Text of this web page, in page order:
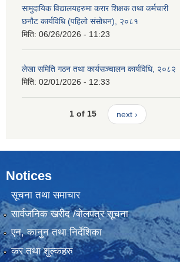
सामुदायिक विद्यालयहरुमा करार शिक्षक तथा कर्मचारी
छनौट कार्यविधि (पहिलो संसोधन), २०८१
मिति: 06/26/2026 - 11:23
लेखा समिति गठन तथा कार्यसञ्चालन कार्यविधि, २०८२
मिति: 02/01/2026 - 12:33
1 of 15 next ›
Notices
सूचना तथा समाचार
सार्वजनिक खरीद /बोलपत्र सूचना
एन, कानुन तथा निर्देशिका
कर तथा शुल्कहरु